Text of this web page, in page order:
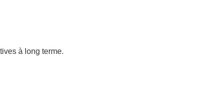
à long terme.